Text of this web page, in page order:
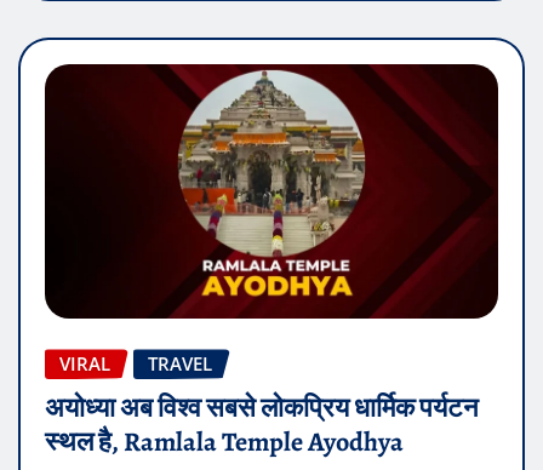
VIRAL TRAVEL
अयोध्या अब विश्व सबसे लोकप्रिय धार्मिक पर्यटन
स्थल है, Ramlala Temple Ayodhya